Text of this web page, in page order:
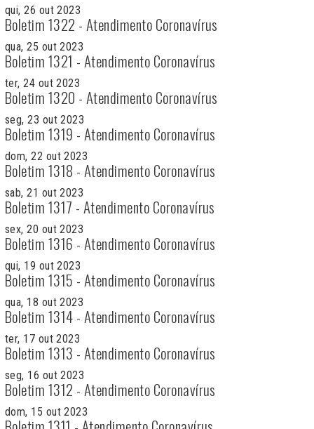
qui, 26 out 2023
Boletim 1322 - Atendimento Coronavírus
qua, 25 out 2023
Boletim 1321 - Atendimento Coronavírus
ter, 24 out 2023
Boletim 1320 - Atendimento Coronavírus
seg, 23 out 2023
Boletim 1319 - Atendimento Coronavírus
dom, 22 out 2023
Boletim 1318 - Atendimento Coronavírus
sab, 21 out 2023
Boletim 1317 - Atendimento Coronavírus
sex, 20 out 2023
Boletim 1316 - Atendimento Coronavírus
qui, 19 out 2023
Boletim 1315 - Atendimento Coronavírus
qua, 18 out 2023
Boletim 1314 - Atendimento Coronavírus
ter, 17 out 2023
Boletim 1313 - Atendimento Coronavírus
seg, 16 out 2023
Boletim 1312 - Atendimento Coronavírus
dom, 15 out 2023